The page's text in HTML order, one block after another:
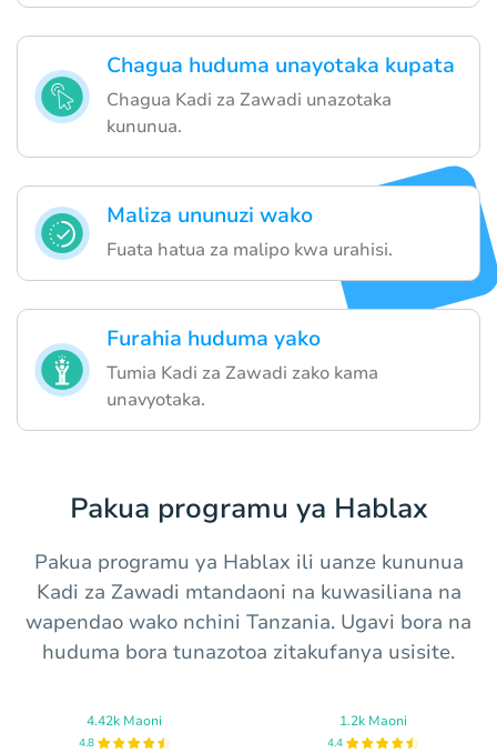
Chagua huduma unayotaka kupata
Chagua Kadi za Zawadi unazotaka
kununua.
Maliza ununuzi wako
Fuata hatua za malipo kwa urahisi.
Furahia huduma yako
Tumia Kadi za Zawadi zako kama
unavyotaka.
Pakua programu ya Hablax
Pakua programu ya Hablax ili uanze kununua
Kadi za Zawadi mtandaoni na kuwasiliana na
wapendao wako nchini Tanzania. Ugavi bora na
huduma bora tunazotoa zitakufanya usisite.
4.42k Maoni
4.8
1.2k Maoni
4.4